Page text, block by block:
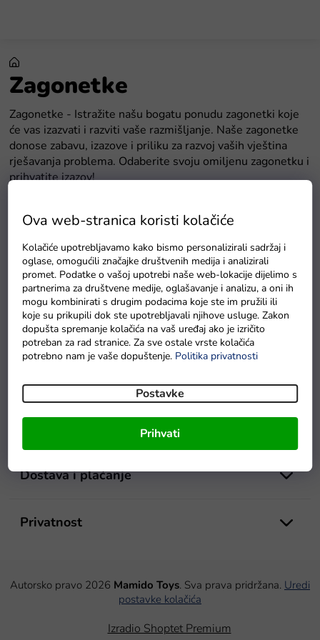
Ova web-stranica koristi kolačiće
Kolačiće upotrebljavamo kako bismo personalizirali sadržaj i
oglase, omogućili značajke društvenih medija i analizirali
promet. Podatke o vašoj upotrebi naše web-lokacije dijelimo s
partnerima za društvene medije, oglašavanje i analizu, a oni ih
mogu kombinirati s drugim podacima koje ste im pružili ili
koje su prikupili dok ste upotrebljavali njihove usluge. Zakon
dopušta spremanje kolačića na vaš uređaj ako je izričito
potreban za rad stranice. Za sve ostale vrste kolačića
potrebno nam je vaše dopuštenje. Politika privatnosti
Postavke
Prihvati
Zagonetke
Zagonetke - Istražite našu bogatu ponudu zagonetki koje
će vas izazvati i razviti vaše razmišljanje. Naše zagonetke
donose zabavu, izazove i priliku za razvoj vaših vještina
rješavanja problema. Odaberite svoju omiljenu zagonetku i
prihvatite izazov!
Zagonetke - Zašto odabrati naše zagonetke?
Razvoj razmišljanja: Naše zagonetke potiču vašu kreativnost i
logičke sposobnosti.
Zabava i izazovi: Donosimo zabavu s izazovima za sve dobne
skupine.
Učenje i opuštanje: Zagonetke su odličan način za učenje i
opuštanje istovremeno.
Prihvatite izazov i razvijajte svoje vještine uz naše zagonetke!
Mamido Toys
Dostava i plaćanje
Privatnost
Izradio Shoptet Premium
Autorsko pravo 2026 Mamido Toys. Sva prava pridržana. Uredi
postavke kolačića